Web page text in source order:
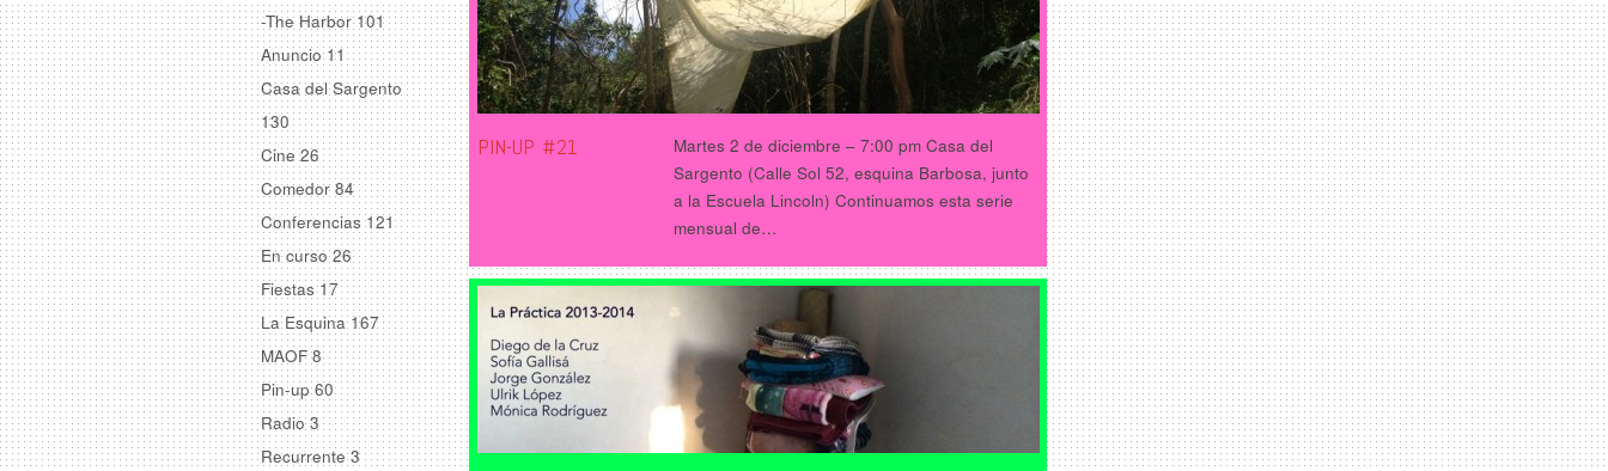
-The Harbor101
Anuncio11
Casa del Sargento
130
Cine26
Comedor 84
Conferencias121
En curso26
Fiestas17
La Esquina167
MAOF8
Pin-up60
Radio3
Recurrente3
PIN-UP #21
Martes 2 de diciembre – 7:00 pm Casa del
Sargento (Calle Sol 52, esquina Barbosa, junto
a la Escuela Lincoln) Continuamos esta serie
mensual de…